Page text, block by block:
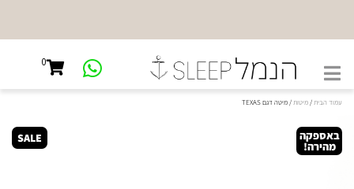
SHOWROOM
קיבוץ גלויות
45, ת"א
0
עמוד הבית/מיטות/ מיטה דגם TEXAS
SALE באספקה
מהירה!